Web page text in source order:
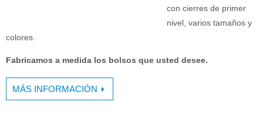
con cierres de primer
nivel, varios tamaños y
colores.
Fabricamos a medida los bolsos que usted desee.
MÁS INFORMACIÓN